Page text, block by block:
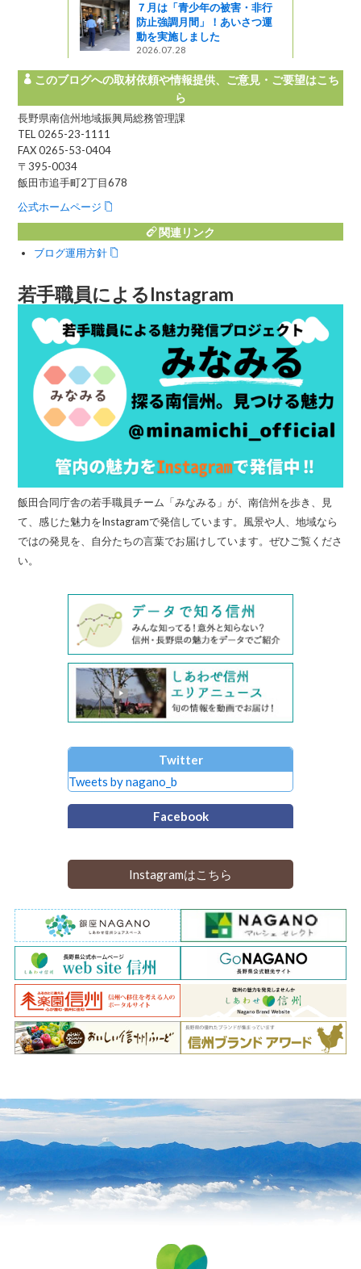
７月は「青少年の被害・非行
防止強調月間」！あいさつ運
動を実施しました
2026.07.28
このブログへの取材依頼や情報提供、ご意見・ご要望はこち
ら
長野県南信州地域振興局総務管理課
TEL 0265-23-1111
FAX 0265-53-0404
〒395-0034
飯田市追手町2丁目678
公式ホームページ
関連リンク
ブログ運用方針
若手職員によるInstagram
飯田合同庁舎の若手職員チーム「みなみる」が、南信州を歩き、見
て、感じた魅力をInstagramで発信しています。風景や人、地域なら
ではの発見を、自分たちの言葉でお届けしています。ぜひご覧くださ
い。
Twitter
Tweets by nagano_b
Facebook
Instagramはこちら